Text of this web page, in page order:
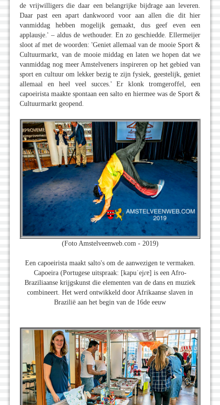
de vrijwilligers die daar een belangrijke bijdrage aan leveren.
Daar past een apart dankwoord voor aan allen die dit hier
vanmiddag hebben mogelijk gemaakt, dus geef even een
applausje.' – aldus de wethouder. En zo geschiedde. Ellermeijer
sloot af met de woorden: 'Geniet allemaal van de mooie Sport &
Cultuurmarkt, van de mooie middag en laten we hopen dat we
vanmiddag nog meer Amstelveners inspireren op het gebied van
sport en cultuur om lekker bezig te zijn fysiek, geestelijk, geniet
allemaal en heel veel succes.' Er klonk tromgeroffel, een
capoeirista maakte spontaan een salto en hiermee was de Sport &
Cultuurmarkt geopend.
(Foto Amstelveenweb.com - 2019)
Een capoeirista maakt salto's om de aanwezigen te vermaken.
Capoeira (Portugese uitspraak: [kapuˈejɾɐ] is een Afro-
Braziliaanse krijgskunst die elementen van de dans en muziek
combineert. Het werd ontwikkeld door Afrikaanse slaven in
Brazilië aan het begin van de 16de eeuw